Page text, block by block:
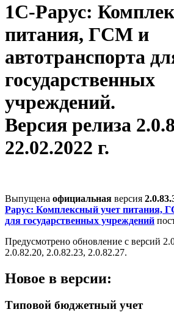
1С-Рарус:
питания, ГСМ и
автотранспорта
государственных
учреждений.
Версия релиза
22.02.2022 г.
Выпущена официальная версия
Рарус: Комплексный учет питания,
для государственных учреждений
Предусмотрено обновление с версий
2.0.82.20, 2.0.82.23, 2.0.82.27.
Новое в версии:
Типовой бюджетный учет